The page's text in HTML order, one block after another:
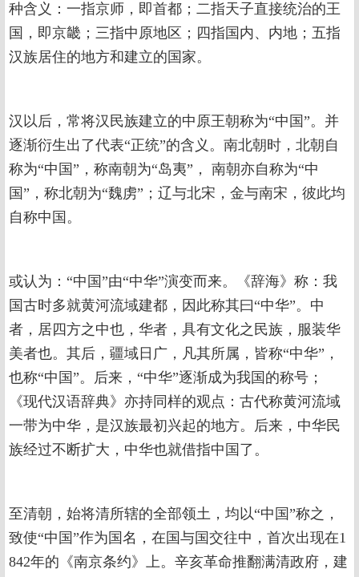
种含义：一指京师，即首都；二指天子直接统治的王
国，即京畿；三指中原地区；四指国内、内地；五指
汉族居住的地方和建立的国家。
汉以后，常将汉民族建立的中原王朝称为“中国”。并
逐渐衍生出了代表“正统”的含义。南北朝时，北朝自
称为“中国”，称南朝为“岛夷”， 南朝亦自称为“中
国”，称北朝为“魏虏”；辽与北宋，金与南宋，彼此均
自称中国。
或认为：“中国”由“中华”演变而来。《辞海》称：我
国古时多就黄河流域建都，因此称其曰“中华”。中
者，居四方之中也，华者，具有文化之民族，服装华
美者也。其后，疆域日广，凡其所属，皆称“中华”，
也称“中国”。后来，“中华”逐渐成为我国的称号；
《现代汉语辞典》亦持同样的观点：古代称黄河流域
一带为中华，是汉族最初兴起的地方。后来，中华民
族经过不断扩大，中华也就借指中国了。
至清朝，始将清所辖的全部领土，均以“中国”称之，
致使“中国”作为国名，在国与国交往中，首次出现在1
842年的《南京条约》上。辛亥革命推翻满清政府，建